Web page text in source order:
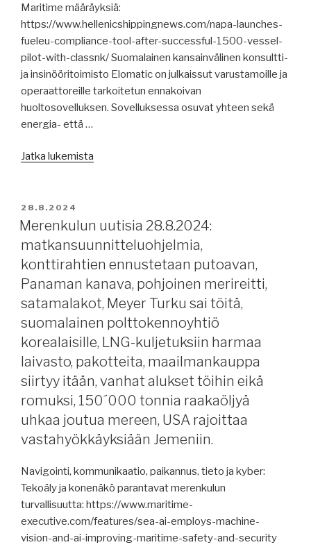
Maritime määräyksiä:
https://www.hellenicshippingnews.com/napa-launches-
fueleu-compliance-tool-after-successful-1500-vessel-
pilot-with-classnk/ Suomalainen kansainvälinen konsultti-
ja insinööritoimisto Elomatic on julkaissut varustamoille ja
operaattoreille tarkoitetun ennakoivan
huoltosovelluksen. Sovelluksessa osuvat yhteen sekä
energia- että …
Jatka lukemista
ja
Elomatic
sovelluksia,
Birka
Gotland,
20
MW
merituulivoimala,
polaarimurtajista,
Arendal
2
-
Wärtsilän
uusi
propulsiolinja,
VTT,
Rajavartiolaitoksessa
JULKAISTU
28.8.2024
Merenkulun uutisia 28.8.2024:
matkansuunnitteluohjelmia,
konttirahtien ennustetaan putoavan,
Panaman kanava, pohjoinen merireitti,
satamalakot, Meyer Turku sai töitä,
suomalainen polttokennoyhtiö
korealaisille, LNG-kuljetuksiin harmaa
laivasto, pakotteita, maailmankauppa
siirtyy itään, vanhat alukset töihin eikä
romuksi, 150´000 tonnia raakaöljyä
uhkaa joutua mereen, USA rajoittaa
vastahyökkäyksiään Jemeniin.
Navigointi, kommunikaatio, paikannus, tieto ja kyber:
Tekoäly ja konenäkö parantavat merenkulun
turvallisuutta: https://www.maritime-
executive.com/features/sea-ai-employs-machine-
vision-and-ai-improving-maritime-safety-and-security